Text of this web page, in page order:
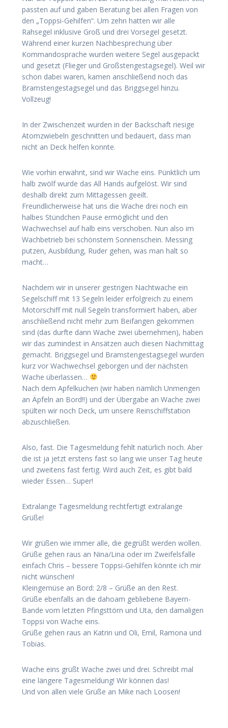
passten auf und gaben Beratung bei allen Fragen von
den „Toppsi-Gehilfen“. Um zehn hatten wir alle
Rahsegel inklusive Groß und drei Vorsegel gesetzt.
Während einer kurzen Nachbesprechung über
Kommandosprache wurden weitere Segel ausgepackt
und gesetzt (Flieger und Großstengestagsegel). Weil wir
schon dabei waren, kamen anschließend noch das
Bramstengestagsegel und das Briggsegel hinzu.
Vollzeug!
In der Zwischenzeit wurden in der Backschaft riesige
Atomzwiebeln geschnitten und bedauert, dass man
nicht an Deck helfen konnte.
Wie vorhin erwähnt, sind wir Wache eins. Pünktlich um
halb zwölf wurde das All Hands aufgelöst. Wir sind
deshalb direkt zum Mittagessen geeilt.
Freundlicherweise hat uns die Wache drei noch ein
halbes Stündchen Pause ermöglicht und den
Wachwechsel auf halb eins verschoben. Nun also im
Wachbetrieb bei schönstem Sonnenschein. Messing
putzen, Ausbildung, Ruder gehen, was man halt so
macht…
Nachdem wir in unserer gestrigen Nachtwache ein
Segelschiff mit 13 Segeln leider erfolgreich zu einem
Motorschiff mit null Segeln transformiert haben, aber
anschließend nicht mehr zum Beifangen gekommen
sind (das durfte dann Wache zwei übernehmen), haben
wir das zumindest in Ansätzen auch diesen Nachmittag
gemacht. Briggsegel und Bramstengestagsegel wurden
kurz vor Wachwechsel geborgen und der nächsten
Wache überlassen…
Nach dem Apfelkuchen (wir haben nämlich Unmengen
an Äpfeln an Bord!!) und der Übergabe an Wache zwei
spülten wir noch Deck, um unsere Reinschiffstation
abzuschließen.
Also, fast. Die Tagesmeldung fehlt natürlich noch. Aber
die ist ja jetzt erstens fast so lang wie unser Tag heute
und zweitens fast fertig. Wird auch Zeit, es gibt bald
wieder Essen… Super!
Extralange Tagesmeldung rechtfertigt extralange
Grüße!
Wir grüßen wie immer alle, die gegrüßt werden wollen.
Grüße gehen raus an Nina/Lina oder im Zweifelsfalle
einfach Chris – bessere Toppsi-Gehilfen könnte ich mir
nicht wünschen!
Kleingemüse an Bord: 2/8 – Grüße an den Rest.
Grüße ebenfalls an die dahoam gebliebene Bayern-
Bande vom letzten Pfingsttörn und Uta, den damaligen
Toppsi von Wache eins.
Grüße gehen raus an Katrin und Oli, Emil, Ramona und
Tobias.
Wache eins grüßt Wache zwei und drei. Schreibt mal
eine längere Tagesmeldung! Wir können das!
Und von allen viele Grüße an Mike nach Loosen!